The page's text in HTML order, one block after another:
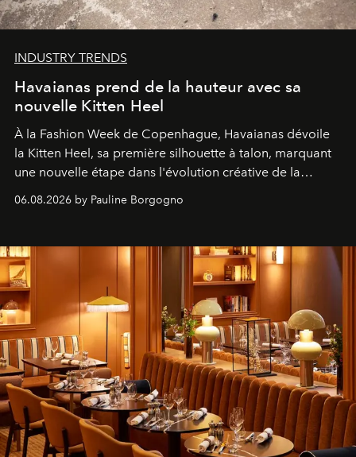
INDUSTRY TRENDS
Havaianas prend de la hauteur avec sa
nouvelle Kitten Heel
À la Fashion Week de Copenhague, Havaianas dévoile
la Kitten Heel, sa première silhouette à talon, marquant
une nouvelle étape dans l'évolution créative de la
06.08.2026 by Pauline Borgogno